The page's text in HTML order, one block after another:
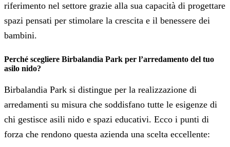
riferimento nel settore grazie alla sua capacità di progettare
spazi pensati per stimolare la crescita e il benessere dei
bambini.
Perché scegliere Birbalandia Park per l’arredamento del tuo
asilo nido?
Birbalandia Park si distingue per la realizzazione di
arredamenti su misura che soddisfano tutte le esigenze di
chi gestisce asili nido e spazi educativi. Ecco i punti di
forza che rendono questa azienda una scelta eccellente: